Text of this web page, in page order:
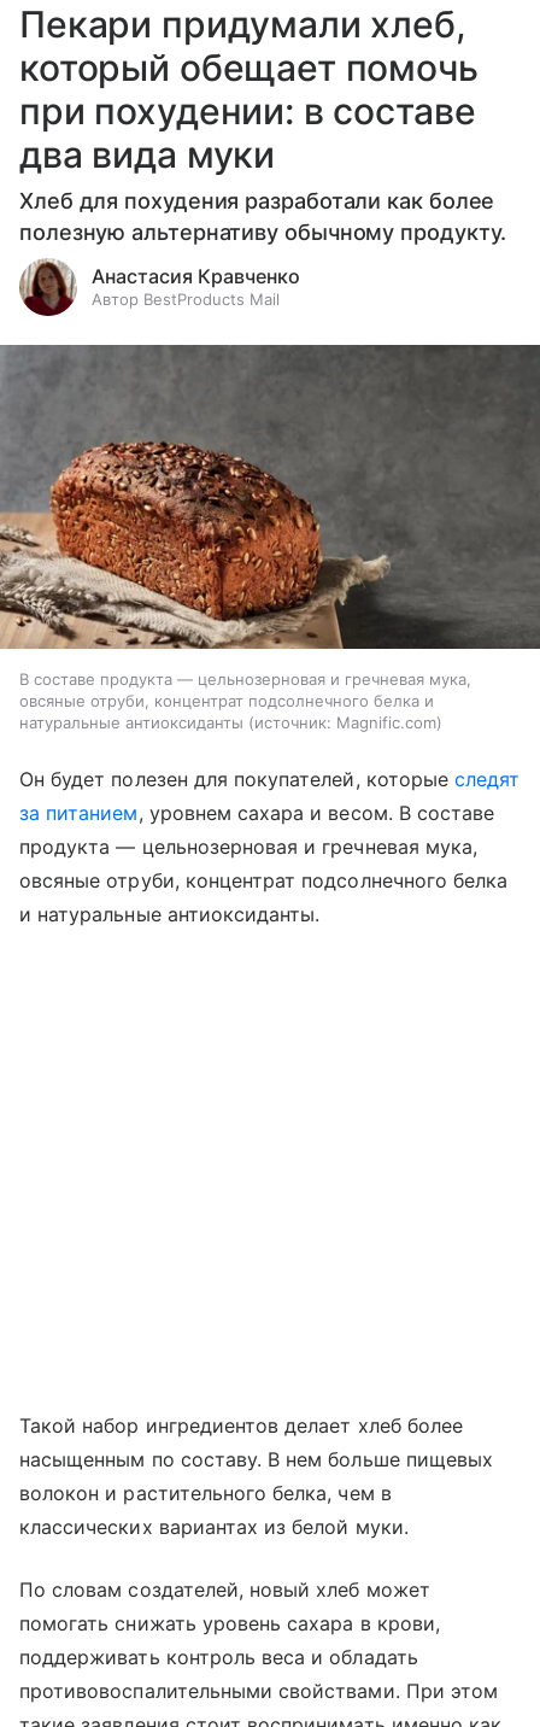
Пекари придумали хлеб,
который обещает помочь
при похудении: в составе
два вида муки
Хлеб для похудения разработали как более
полезную альтернативу обычному продукту.
Анастасия Кравченко
Автор BestProducts Mail
В составе продукта — цельнозерновая и гречневая мука,
овсяные отруби, концентрат подсолнечного белка и
натуральные антиоксиданты
источник: Magnific.com
Он будет полезен для покупателей, которыеследят
за питанием, уровнем сахара и весом. В составе
продукта — цельнозерновая и гречневая мука,
овсяные отруби, концентрат подсолнечного белка
и натуральные антиоксиданты.
Такой набор ингредиентов делает хлеб более
насыщенным по составу. В нем больше пищевых
волокон и растительного белка, чем в
классических вариантах из белой муки.
По словам создателей, новый хлеб может
помогать снижать уровень сахара в крови,
поддерживать контроль веса и обладать
противовоспалительными свойствами. При этом